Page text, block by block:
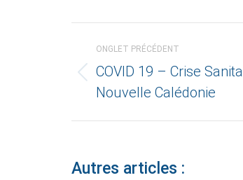
Navigation
de
commentaire
ONGLET PRÉCÉDENT
Onglet
précédent
COVID 19 – Crise
Nouvelle Calédonie
Autres articles :